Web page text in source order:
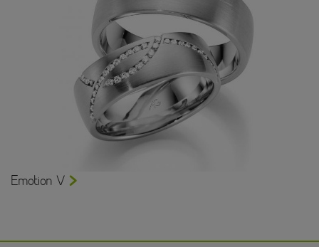
Emotion V